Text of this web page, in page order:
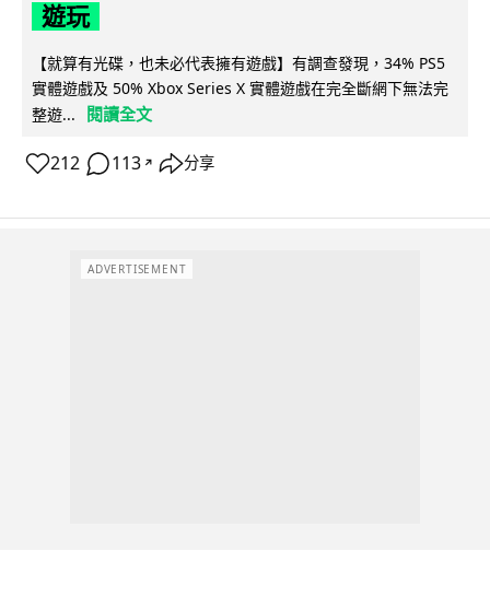
遊玩
【就算有光碟，也未必代表擁有遊戲】有調查發現，34% PS5
實體遊戲及 50% Xbox Series X 實體遊戲在完全斷網下無法完
整遊...
閱讀全文
212 113 ↗ 分享
ADVERTISEMENT